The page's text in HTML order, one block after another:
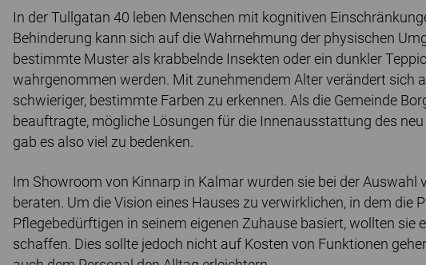
In der Tullgatan 40 leben Menschen mit kognitiven
Behinderung kann sich auf die Wahrnehmung der physischen
bestimmte Muster als krabbelnde Insekten oder ein dunkler
wahrgenommen werden. Mit zunehmendem Alter verändert sich
schwieriger, bestimmte Farben zu erkennen. Als die Gemeinde
beauftragte, mögliche Lösungen für die Innenausstattung des
gab es also viel zu bedenken.
Im Showroom von Kinnarp in Kalmar wurden sie bei der Auswahl
beraten. Um die Vision eines Hauses zu verwirklichen, in dem die
Pflegebedürftigen in seinem eigenen Zuhause basiert, wollten
schaffen. Dies sollte jedoch nicht auf Kosten von Funktionen